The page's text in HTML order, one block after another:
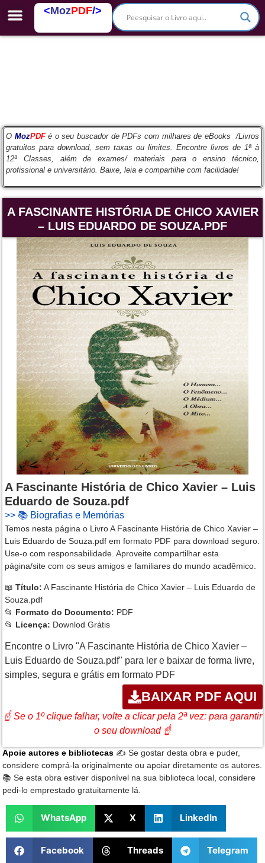
<MozPDF/>
O MozPDF é o seu buscador de PDFs com milhares de eBooks /Livros
gratuitos para download, sem taxas ou limites. Encontre livros de 1ª à
12ª Classes, além de exames/ materiais para o ensino técnico,
profissional e universitário. Baixe, leia e compartilhe com facilidade!
A FASCINANTE HISTÓRIA DE CHICO XAVIER
– LUIS EDUARDO DE SOUZA.PDF
A Fascinante História de Chico Xavier – Luis
Eduardo de Souza.pdf
>> 📚 Biografias e Memórias
Temos nesta página o Livro A Fascinante História de Chico Xavier –
Luis Eduardo de Souza.pdf em formato PDF para download seguro.
Use-o com responsabilidade. Aproveite compartilhar esta
página/site com os seus amigos e familiares do mundo acadêmico.
📖 Título: A Fascinante História de Chico Xavier – Luis Eduardo de
Souza.pdf
📂 Formato do Documento: PDF
📂 Licença: Downlod Grátis
Encontre o Livro "A Fascinante História de Chico Xavier –
Luis Eduardo de Souza.pdf" para ler e baixar de forma livre,
simples, segura e grátis em formato PDF
BAIXAR PDF AQUI
☝ Se o 1º clique falhar, volte a clicar pela 2ª vez: para garantir
o seu download ☝
Apoie autores e bibliotecas ✍️ Se gostar desta obra e puder,
considere comprá-la originalmente ou apoiar diretamente os autores.
📚 Se esta obra estiver disponível na sua biblioteca local, considere
pedi-lo emprestado gratuitamente lá.
WhatsApp X LinkedIn
Facebook Threads Telegram